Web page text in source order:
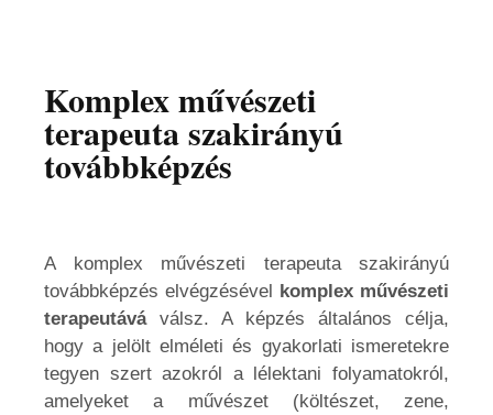
Komplex művészeti
terapeuta szakirányú
továbbképzés
A komplex művészeti terapeuta szakirányú
továbbképzés elvégzésével komplex művészeti
terapeutává válsz. A képzés általános célja,
hogy a jelölt elméleti és gyakorlati ismeretekre
tegyen szert azokról a lélektani folyamatokról,
amelyeket a művészet (költészet, zene,